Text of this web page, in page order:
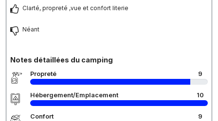
Clarté, propreté ,vue et confort literie
Néant
Notes détaillées du camping
Propreté 9
Hébergement/Emplacement 10
Confort 9